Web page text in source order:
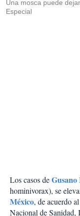
Una mosca puede
Especial
Los casos de
hominivorax), se
México, de acuerdo
Nacional de